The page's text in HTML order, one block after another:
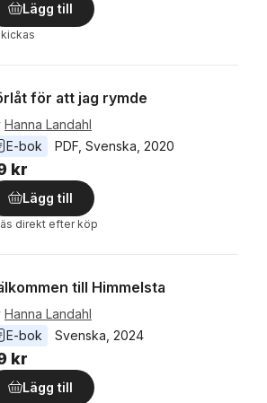
Lägg till
för att jag rymde
Hanna Landahl
E-bok
PDF Svenska 2020
kr
Lägg till
direkt efter köp
till Himmelsta
Hanna Landahl
E-bok
Svenska 2024
kr
Lägg till